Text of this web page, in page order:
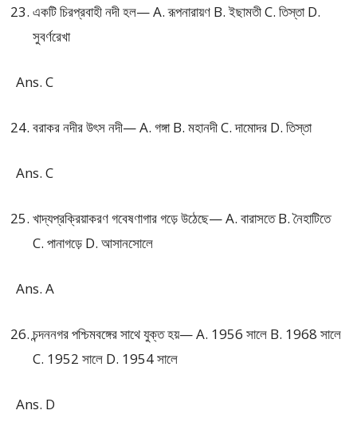
একটি চিরপ্রবাহী নদী হল— A. রূপনারায়ণ B. ইছামতী C. তিস্তা D.
সুবর্ণরেখা
Ans. C
বরাকর নদীর উৎস নদী— A. গঙ্গা B. মহানদী C. দামোদর D. তিস্তা
Ans. C
খাদ্যপ্রক্রিয়াকরণ গবেষণাগার গড়ে উঠেছে— A. বারাসতে B. নৈহাটিতে
C. পানাগড়ে D. আসানসোলে
Ans. A
চন্দননগর পশ্চিমবঙ্গের সাথে যুক্ত হয়— A. 1956 সালে B. 1968 সালে
C. 1952 সালে D. 1954 সালে
Ans. D